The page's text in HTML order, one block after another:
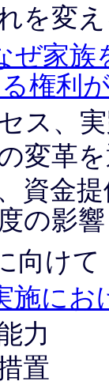
れを変
家族
権利
ス、
変革
資金
の影響
向けて
にお
力
置